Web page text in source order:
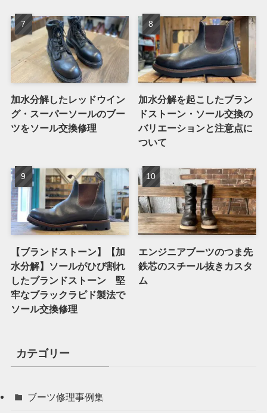
加水分解したレッドウイン
グ・スーパーソールのブー
ツをソール交換修理
加水分解を起こしたブラン
ドストーン・ソール交換の
バリエーションと注意点に
ついて
【ブランドストーン】【加
水分解】ソールがひび割れ
したブランドストーン 堅
牢なブラックラピド製法で
ソール交換修理
エンジニアブーツのつま先
鉄芯のスチール抜きカスタ
ム
カテゴリー
ブーツ修理事例集